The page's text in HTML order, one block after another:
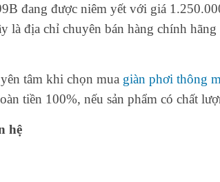
đang được niêm yết với giá
là địa chỉ chuyên bán hàng chính
tâm khi chọn mua giàn phơi thông
tiền 100%, nếu sản phẩm có chất
hệ